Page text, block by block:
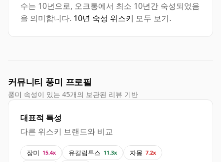
수는 10년으로, 오크통에서 최소 10년간 숙성되었음
을 의미합니다. 10년 숙성 위스키 모두 보기.
커뮤니티 풍미 프로필
풍미 속성이 있는 45개의 보관된 리뷰 기반
대표적 특성
다른 위스키 브랜드와 비교
장미 15.4x 유칼립투스 11.3x 자몽 7.2x